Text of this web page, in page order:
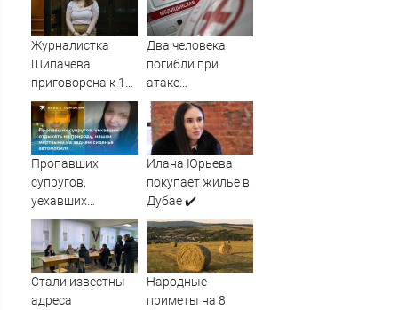
Журналистка
Шипачева
приговорена к 12
годам колонии за
госизмену
Два человека
погибли при
атаке
беспилотника по
дому в Керчи
Пропавших
супругов,
уехавших
отдыхать на
природу, нашли
мертвыми на
заднем сиденье
автомобиля
Илана Юрьева
покупает жилье в
Дубае ✔️
Стали известны
адреса
Народные
приметы на 8